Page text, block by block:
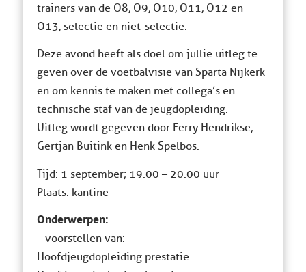
trainers van de O8, O9, O10, O11, O12 en
O13, selectie en niet-selectie.
Deze avond heeft als doel om jullie uitleg te
geven over de voetbalvisie van Sparta Nijkerk
en om kennis te maken met collega’s en
technische staf van de jeugdopleiding.
Uitleg wordt gegeven door Ferry Hendrikse,
Gertjan Buitink en Henk Spelbos.
Tijd: 1 september; 19.00 – 20.00 uur
Plaats: kantine
Onderwerpen:
– voorstellen van:
Hoofdjeugdopleiding prestatie